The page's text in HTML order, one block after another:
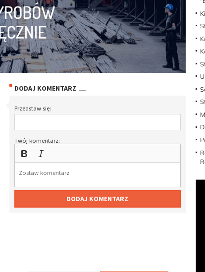
DODAJ KOMENTARZ
Przedstaw się:
Twój komentarz:
DODAJ KOMENTARZ